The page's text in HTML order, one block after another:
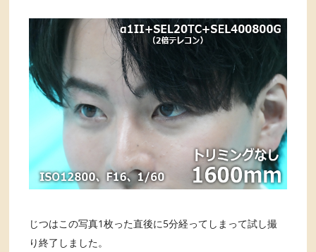
じつはこの写真1枚った直後に5分経ってしまって試し撮
り終了しました。